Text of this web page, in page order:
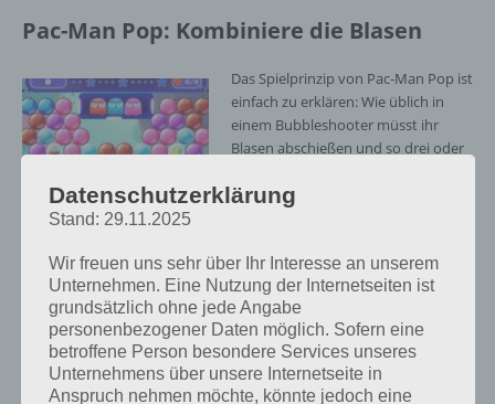
Pac-Man Pop: Kombiniere die Blasen
Das Spielprinzip von Pac-Man Pop ist
einfach zu erklären: Wie üblich in
einem Bubbleshooter müsst ihr
Blasen abschießen und so drei oder
kombinieren, damit diese zerplatzen.
nun keinen Kontakt mehr zur
oberen haben, fallen nun auch direkt
herunter auf die vier aus Pac-Man
bekannte Geister, was zusätzliche
Punkte bringt.
Datenschutzerklärung
Stand: 29.11.2025
Wir freuen uns sehr über Ihr Interesse an unserem
Unternehmen. Eine Nutzung der Internetseiten ist
grundsätzlich ohne jede Angabe
personenbezogener Daten möglich. Sofern eine
betroffene Person besondere Services unseres
Unternehmens über unsere Internetseite in
Anspruch nehmen möchte, könnte jedoch eine